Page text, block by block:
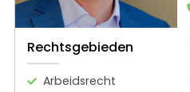
Rechtsgebieden
Arbeidsrecht